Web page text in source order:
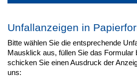
Unfallanzeigen in
Bitte wählen Sie die entsprechende
Mausklick aus, füllen Sie das Formular
schicken Sie einen Ausdruck der
uns: